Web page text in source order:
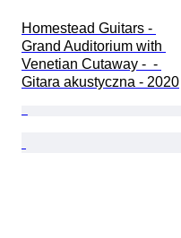
Homestead Guitars -
Grand Auditorium with
Venetian Cutaway -  -
Gitara akustyczna - 2020